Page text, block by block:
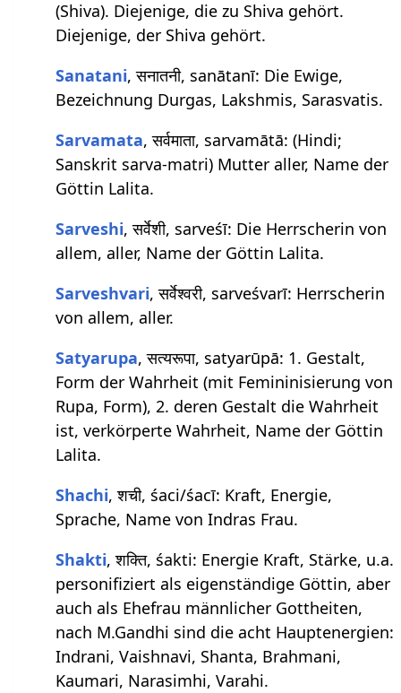
(Shiva). Diejenige, die zu Shiva gehört.
Diejenige, der Shiva gehört.
Sanatani, सनातनी, sanātanī: Die Ewige,
Bezeichnung Durgas, Lakshmis, Sarasvatis.
Sarvamata, सर्वमाता, sarvamātā: (Hindi;
Sanskrit sarva-matri) Mutter aller, Name der
Göttin Lalita.
Sarveshi, सर्वेशी, sarveśī: Die Herrscherin von
allem, aller, Name der Göttin Lalita.
Sarveshvari, सर्वेश्वरी, sarveśvarī: Herrscherin
von allem, aller.
Satyarupa, सत्यरूपा, satyarūpā: 1. Gestalt,
Form der Wahrheit (mit Femininisierung von
Rupa, Form), 2. deren Gestalt die Wahrheit
ist, verkörperte Wahrheit, Name der Göttin
Lalita.
Shachi, शची, śaci/śacī: Kraft, Energie,
Sprache, Name von Indras Frau.
Shakti, शक्ति, śakti: Energie Kraft, Stärke, u.a.
personifiziert als eigenständige Göttin, aber
auch als Ehefrau männlicher Gottheiten,
nach M.Gandhi sind die acht Hauptenergien:
Indrani, Vaishnavi, Shanta, Brahmani,
Kaumari, Narasimhi, Varahi.